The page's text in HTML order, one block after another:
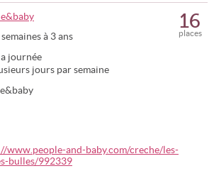
à 3 ans
journée
jours par semaine
www.people-and-baby.com/creche/les-
bulles/992339
places
16